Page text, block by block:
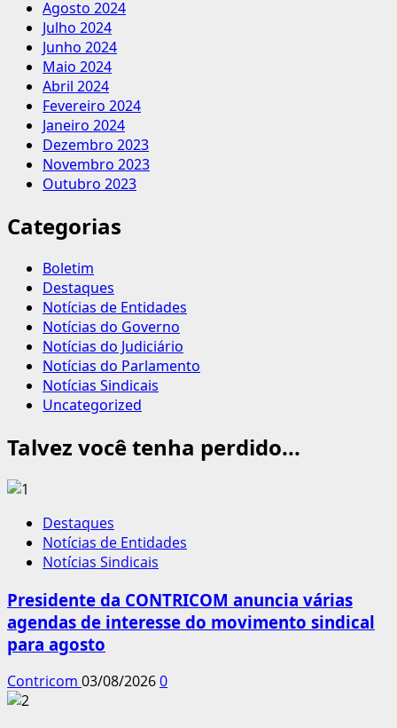
Agosto 2024
Julho 2024
Junho 2024
Maio 2024
Abril 2024
Fevereiro 2024
Janeiro 2024
Dezembro 2023
Novembro 2023
Outubro 2023
Categorias
Boletim
Destaques
Notícias de Entidades
Notícias do Governo
Notícias do Judiciário
Notícias do Parlamento
Notícias Sindicais
Uncategorized
Talvez você tenha perdido...
Destaques
Notícias de Entidades
Notícias Sindicais
Presidente da CONTRICOM anuncia várias
agendas de interesse do movimento sindical
para agosto
Contricom 03/08/20260